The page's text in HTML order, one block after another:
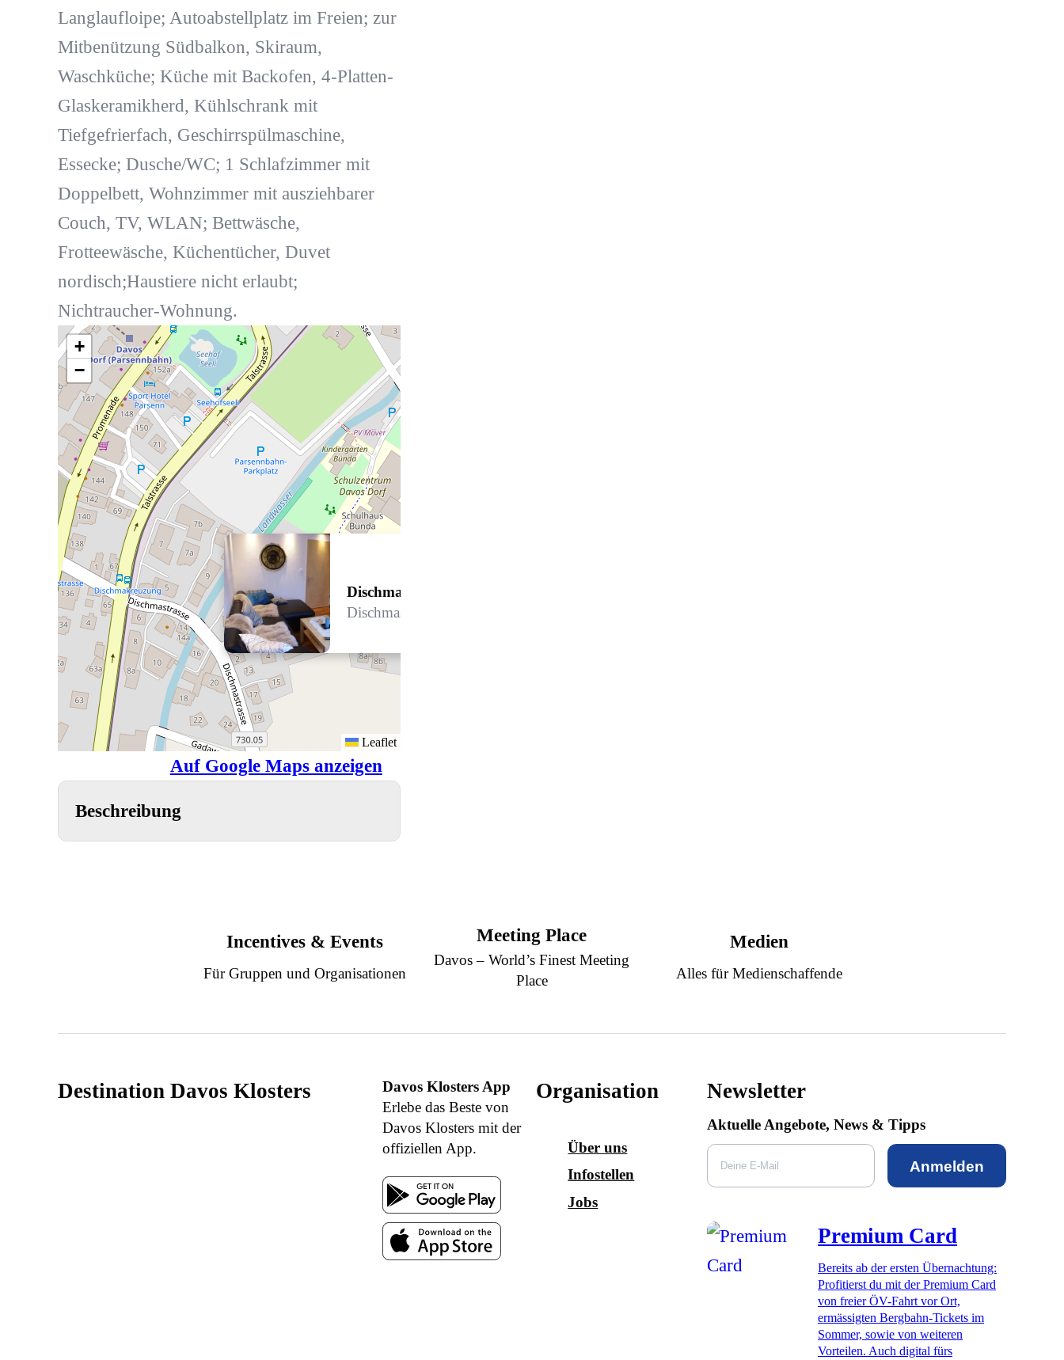
Langlaufloipe; Autoabstellplatz im Freien; zur
Mitbenützung Südbalkon, Skiraum,
Waschküche; Küche mit Backofen, 4-Platten-
Glaskeramikherd, Kühlschrank mit
Tiefgefrierfach, Geschirrspülmaschine,
Essecke; Dusche/WC; 1 Schlafzimmer mit
Doppelbett, Wohnzimmer mit ausziehbarer
Couch, TV, WLAN; Bettwäsche,
Frotteewäsche, Küchentücher, Duvet
nordisch;Haustiere nicht erlaubt;
Nichtraucher-Wohnung.
Dischmastrasse 11
Dischmastrasse 11, 7260 Davos Dorf
+
−
Leaflet
Auf Google Maps anzeigen
Beschreibung
Incentives & Events
Für Gruppen und Organisationen
Meeting Place
Davos – World’s Finest Meeting
Place
Medien
Alles für Medienschaffende
Destination Davos Klosters
Davos Klosters App
Erlebe das Beste von
Davos Klosters mit der
offiziellen App.
Organisation
Über uns
Infostellen
Jobs
Newsletter
Aktuelle Angebote, News & Tipps
Anmelden
Premium Card
Bereits ab der ersten Übernachtung:
Profitierst du mit der Premium Card
von freier ÖV-Fahrt vor Ort,
ermässigten Bergbahn-Tickets im
Sommer, sowie von weiteren
Vorteilen. Auch digital fürs